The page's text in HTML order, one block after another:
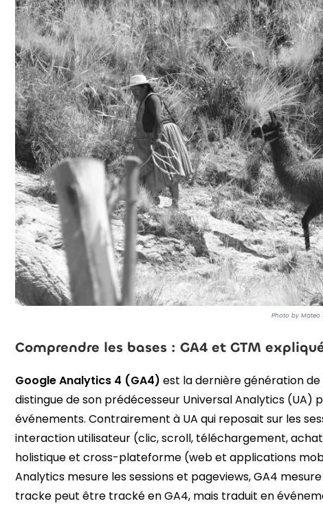
Photo by Mateo
Comprendre les bases : GA4 et GTM
Google Analytics 4 (GA4) est la dernière génération de
distingue de son prédécesseur Universal Analytics (UA)
événements. Contrairement à UA qui reposait sur les
interaction utilisateur (clic, scroll, téléchargement,
holistique et cross-plateforme (web et applications
Analytics mesure les sessions et pageviews, GA4
tracke peut être tracké en GA4, mais traduit en